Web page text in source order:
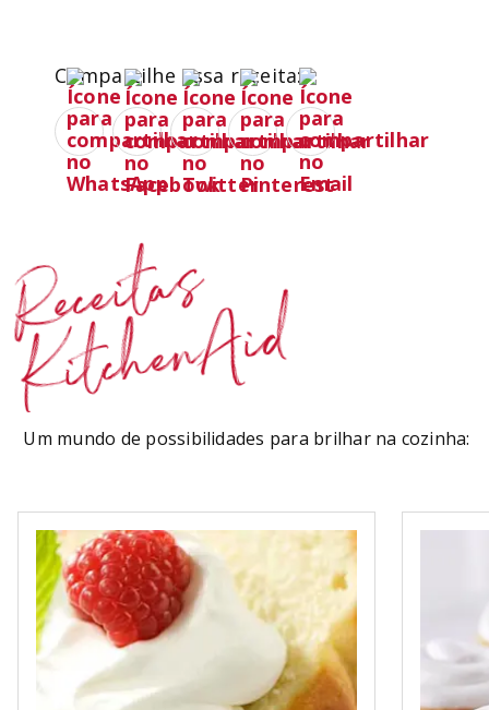
Compartilhe essa receita:
Receitas
KitchenAid
Um mundo de possibilidades para brilhar na cozinha: